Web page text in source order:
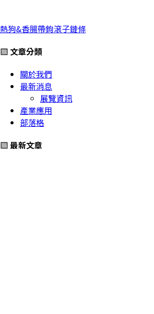
熱狗&香腸帶鉤滾子鏈條
▧ 文章分類
關於我們
最新消息
展覽資訊
產業應用
部落格
▧ 最新文章